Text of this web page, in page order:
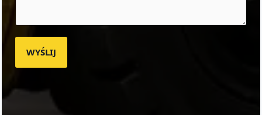
WYŚLIJ